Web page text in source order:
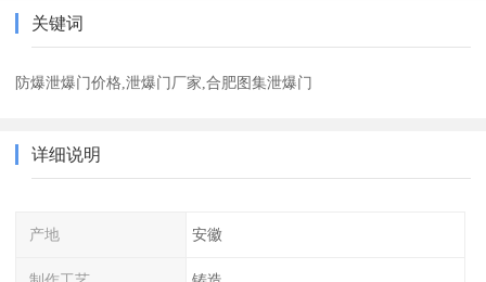
关键词
防爆泄爆门价格,泄爆门厂家,合肥图集泄爆门
详细说明
产地 安徽